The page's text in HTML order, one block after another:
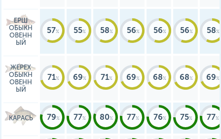
ЕРШ
ОБЫКН
ОВЕНН
ЫЙ
57 55 58 56 56 56 58
ЖЕРЕХ
ОБЫКН
ОВЕНН
ЫЙ
71 69 71 69 68 68 69
КАРАСЬ 79 77 80 77 76 75 77